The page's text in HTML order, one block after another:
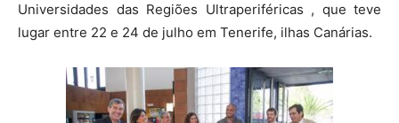
Universidades das Regiões Ultraperiféricas , que teve
lugar entre 22 e 24 de julho em Tenerife, ilhas Canárias.